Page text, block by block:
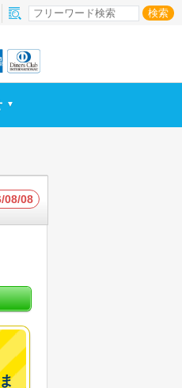
▼
08/08